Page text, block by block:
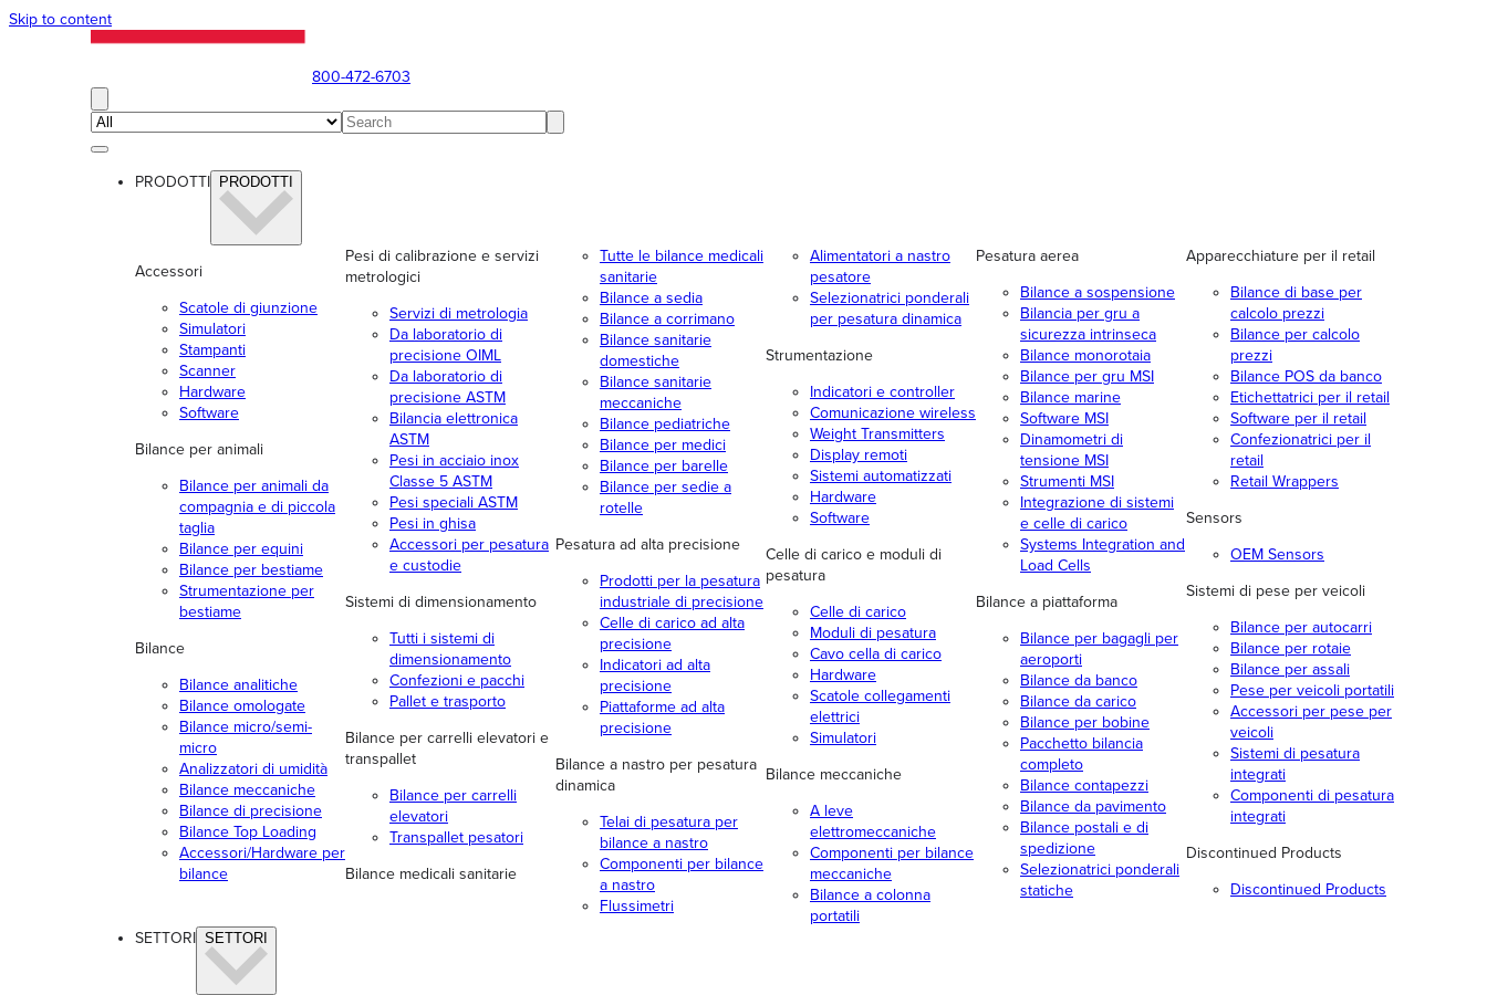
Skip to content
800-472-6703
PRODOTTI PRODOTTI
Accessori
Scatole di giunzione
Simulatori
Stampanti
Scanner
Hardware
Software
Bilance per animali
Bilance per animali da
compagnia e di piccola
taglia
Bilance per equini
Bilance per bestiame
Strumentazione per
bestiame
Bilance
Bilance analitiche
Bilance omologate
Bilance micro/semi-
micro
Analizzatori di umidità
Bilance meccaniche
Bilance di precisione
Bilance Top Loading
Accessori/Hardware per
bilance
Pesi di calibrazione e servizi
metrologici
Servizi di metrologia
Da laboratorio di
precisione OIML
Da laboratorio di
precisione ASTM
Bilancia elettronica
ASTM
Pesi in acciaio inox
Classe 5 ASTM
Pesi speciali ASTM
Pesi in ghisa
Accessori per pesatura
e custodie
Sistemi di dimensionamento
Tutti i sistemi di
dimensionamento
Confezioni e pacchi
Pallet e trasporto
Bilance per carrelli elevatori e
transpallet
Bilance per carrelli
elevatori
Transpallet pesatori
Bilance medicali sanitarie
Tutte le bilance medicali
sanitarie
Bilance a sedia
Bilance a corrimano
Bilance sanitarie
domestiche
Bilance sanitarie
meccaniche
Bilance pediatriche
Bilance per medici
Bilance per barelle
Bilance per sedie a
rotelle
Pesatura ad alta precisione
Prodotti per la pesatura
industriale di precisione
Celle di carico ad alta
precisione
Indicatori ad alta
precisione
Piattaforme ad alta
precisione
Bilance a nastro per pesatura
dinamica
Telai di pesatura per
bilance a nastro
Componenti per bilance
a nastro
Flussimetri
Alimentatori a nastro
pesatore
Selezionatrici ponderali
per pesatura dinamica
Strumentazione
Indicatori e controller
Comunicazione wireless
Weight Transmitters
Display remoti
Sistemi automatizzati
Hardware
Software
Celle di carico e moduli di
pesatura
Celle di carico
Moduli di pesatura
Cavo cella di carico
Hardware
Scatole collegamenti
elettrici
Simulatori
Bilance meccaniche
A leve
elettromeccaniche
Componenti per bilance
meccaniche
Bilance a colonna
portatili
Pesatura aerea
Bilance a sospensione
Bilancia per gru a
sicurezza intrinseca
Bilance monorotaia
Bilance per gru MSI
Bilance marine
Software MSI
Dinamometri di
tensione MSI
Strumenti MSI
Integrazione di sistemi
e celle di carico
Systems Integration and
Load Cells
Bilance a piattaforma
Bilance per bagagli per
aeroporti
Bilance da banco
Bilance da carico
Bilance per bobine
Pacchetto bilancia
completo
Bilance contapezzi
Bilance da pavimento
Bilance postali e di
spedizione
Selezionatrici ponderali
statiche
Apparecchiature per il retail
Bilance di base per
calcolo prezzi
Bilance per calcolo
prezzi
Bilance POS da banco
Etichettatrici per il retail
Software per il retail
Confezionatrici per il
retail
Retail Wrappers
Sensors
OEM Sensors
Sistemi di pese per veicoli
Bilance per autocarri
Bilance per rotaie
Bilance per assali
Pese per veicoli portatili
Accessori per pese per
veicoli
Sistemi di pesatura
integrati
Componenti di pesatura
integrati
Discontinued Products
Discontinued Products
SETTORI SETTORI